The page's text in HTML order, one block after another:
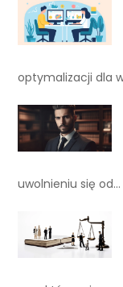
optymalizacji dla
uwolnieniu się od…